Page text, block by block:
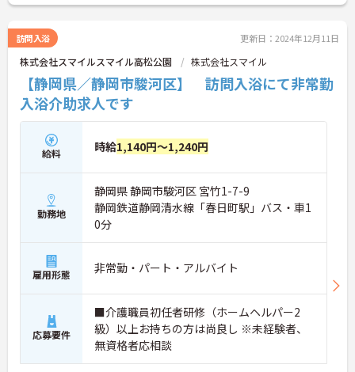
訪問入浴 更新日：2024年12月11日
株式会社スマイルスマイル高松公園 株式会社スマイル
【静岡県／静岡市駿河区】 訪問入浴にて非常勤
入浴介助求人です
給料 時給1,140円～1,240円
勤務地
静岡県 静岡市駿河区 宮竹1-7-9
静岡鉄道静岡清水線「春日町駅」バス・車1
0分
雇用形態 非常勤・パート・アルバイト
応募要件
■介護職員初任者研修（ホームヘルパー2
級）以上お持ちの方は尚良し ※未経験者、
無資格者応相談